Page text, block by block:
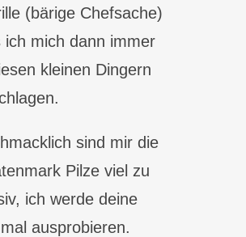
(bärige Chefsache)
ich mich dann immer
kleinen Dingern
sind mir die
Pilze viel zu
ich werde deine
ausprobieren.